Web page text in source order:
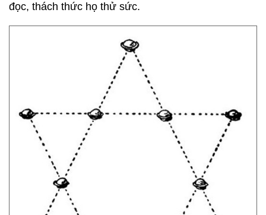
đọc, thách thức họ thử sức.